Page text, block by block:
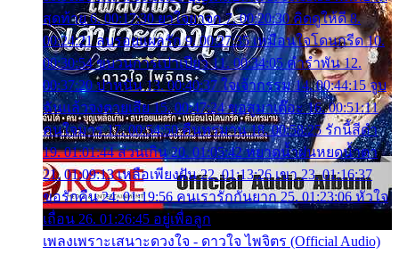
สุดท้าย 6. 00:17:30 ยาใจยาจก 7. 00:20:30 คิดดูให้ดี 8.
00:24:21 ลบรอยแผลรัก 9. 00:27:35 เหมือนใจโดนกรีด 10.
00:30:54 ขบวนการเปาเปียว 11. 00:34:05 คำรำพัน 12.
00:37:20 ปาหนัน 13. 00:40:37 ใจเจ้ากรรม 14. 00:44:15 จูบ
ฉันแล้วจงตายเสีย 15. 00:47:24 ขอสูมาเต๊อะ 16. 00:51:11
คนใจมาร 17. 00:54:50 คืนทรมาน 18. 00:58:25 รักนี้สีดำ
19. 01:01:44 ส่วนเกิน 20. 01:05:42 หยาดน้ำฝนหยดน้ำตา
21. 01:09:13 เหลือเพียงฝัน 22. 01:13:26 เขา 23. 01:16:37
ขอรักคืน 24. 01:19:56 คนเรารักกันยาก 25. 01:23:06 หัวใจ
เถื่อน 26. 01:26:45 อยู่เพื่อลูก
เพลงเพราะเสนาะดวงใจ - ดาวใจ ไพจิตร (Official Audio)